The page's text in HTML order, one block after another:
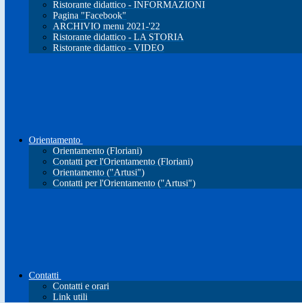
Ristorante didattico - INFORMAZIONI
Pagina "Facebook"
ARCHIVIO menu 2021-'22
Ristorante didattico - LA STORIA
Ristorante didattico - VIDEO
Orientamento
Orientamento (Floriani)
Contatti per l'Orientamento (Floriani)
Orientamento ("Artusi")
Contatti per l'Orientamento ("Artusi")
Contatti
Contatti e orari
Link utili